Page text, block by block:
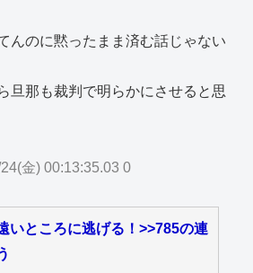
んのに黙ったまま済む話じゃない
旦那も裁判で明らかにさせると思
金) 00:13:35.03 0
いところに逃げる！>>785の連